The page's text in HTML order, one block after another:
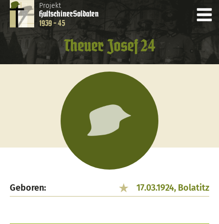
Projekt
HultschinerSoldaten
1939 - 45
Theuer Josef 24
Geboren: 17.03.1924, Bolatitz